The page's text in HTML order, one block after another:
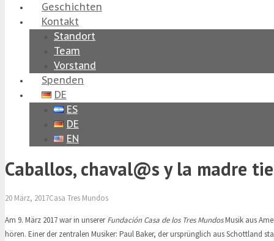
Geschichten
Kontakt
Standort
Team
Vorstand
Spenden
DE
ES
DE
EN
Caballos, chaval@s y la madre
20 März, 2017Casa Tres Mundos
Am 9. März 2017 war in unsererFundación Casa de los Tres MundosMusik aus
hören. Einer der zentralen Musiker: Paul Baker, der ursprünglich aus Schottland